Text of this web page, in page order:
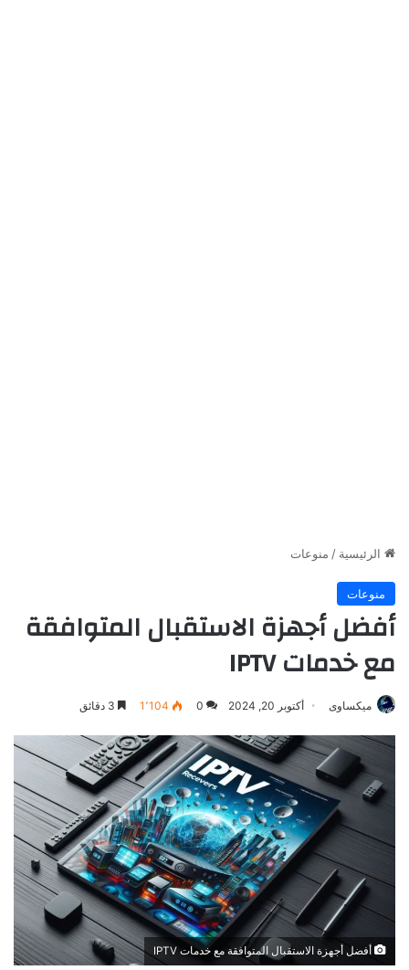
الرئيسية / منوعات
منوعات
أفضل أجهزة الاستقبال المتوافقة
مع خدمات IPTV
ميكساوى أكتوبر 20, 2024 0 1٬104
أفضل أجهزة الاستقبال المتوافقة مع خدمات IPTV